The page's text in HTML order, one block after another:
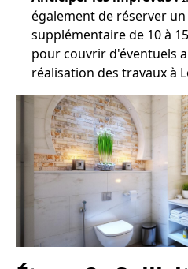
également de réserver
supplémentaire de 10 à
pour couvrir d'éventuels
réalisation des travaux à